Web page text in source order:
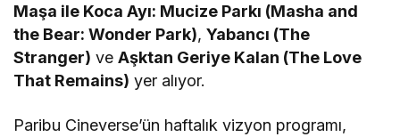
Maşa ile Koca Ayı: Mucize Parkı (Masha and
the Bear: Wonder Park),Yabancı (The
Stranger) veAşktan Geriye Kalan (The Love
That Remains) yer alıyor.
Paribu Cineverse’ün haftalık vizyon programı,